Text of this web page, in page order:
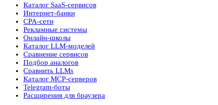
Каталог SaaS-сервисов
Интернет-банки
CPA-сети
Рекламные системы
Онлайн-школы
Каталог LLM-моделей
Сравнение сервисов
Подбор аналогов
Сравнить LLMs
Каталог MCP-серверов
Telegram-боты
Расширения для браузера